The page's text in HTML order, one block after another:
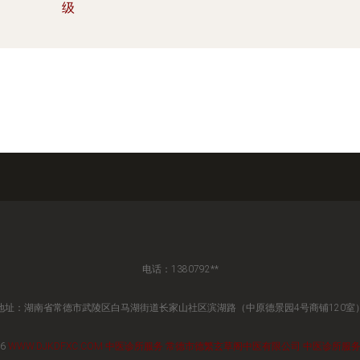
级
电话：1380792**
址：湖南省常德市武陵区白马湖街道长家山社区滨湖路（中原德景园4号商铺120室）
WWW.DJKDFXC.COM 中医诊所服务 常德市德繁玄草阁中医有限公司 中医诊所服务